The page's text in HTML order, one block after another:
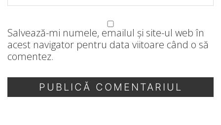
Salvează-mi numele, emailul și site-ul web în
acest navigator pentru data viitoare când o să
comentez.